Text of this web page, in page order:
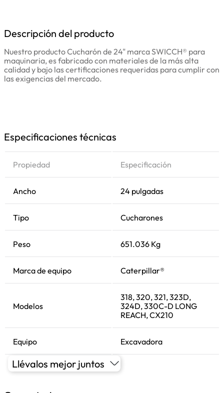
Descripción del producto
Nuestro producto Cucharón de 24" marca SWICCH® para
maquinaria, es fabricado con materiales de la más alta
calidad y bajo las certificaciones requeridas para cumplir con
las exigencias del mercado.
Especificaciones técnicas
Propiedad Especificación
Ancho 24 pulgadas
Tipo Cucharones
Peso 651.036 Kg
Marca de equipo Caterpillar®
Modelos
318, 320, 321, 323D,
324D, 330C-D LONG
REACH, CX210
Equipo Excavadora
Llévalos mejor juntos